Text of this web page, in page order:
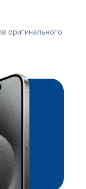
оригинального